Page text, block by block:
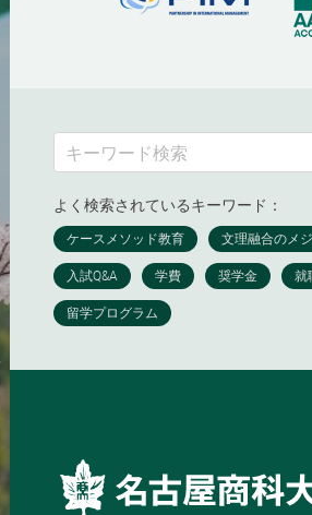
よく検索されているキーワード：